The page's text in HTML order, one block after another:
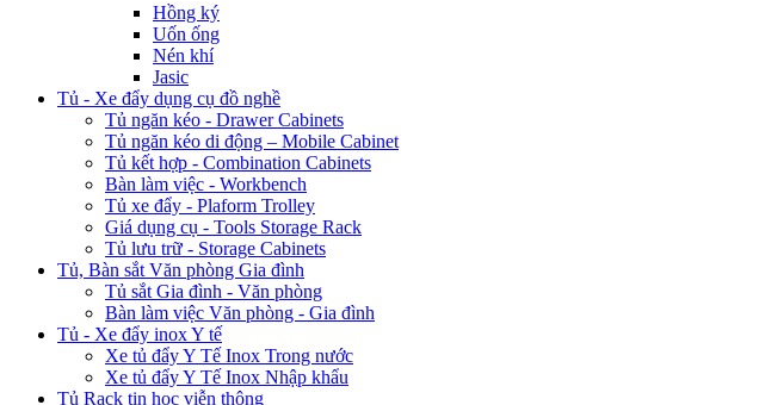
Hồng ký
Uốn ống
Nén khí
Jasic
Tủ - Xe đẩy dụng cụ đồ nghề
Tủ ngăn kéo - Drawer Cabinets
Tủ ngăn kéo di động – Mobile Cabinet
Tủ kết hợp - Combination Cabinets
Bàn làm việc - Workbench
Tủ xe đẩy - Plaform Trolley
Giá dụng cụ - Tools Storage Rack
Tủ lưu trữ - Storage Cabinets
Tủ, Bàn sắt Văn phòng Gia đình
Tủ sắt Gia đình - Văn phòng
Bàn làm việc Văn phòng - Gia đình
Tủ - Xe đẩy inox Y tế
Xe tủ đẩy Y Tế Inox Trong nước
Xe tủ đẩy Y Tế Inox Nhập khẩu
Tủ Rack tin học viễn thông